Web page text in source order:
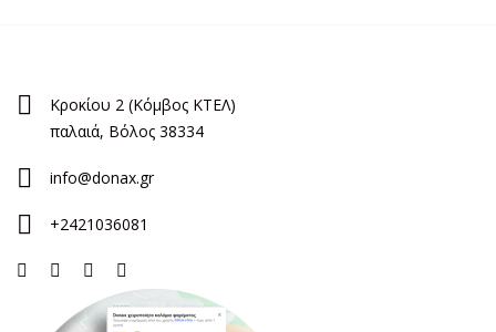
Κροκίου 2 (Κόμβος ΚΤΕΛ)
παλαιά, Βόλος 38334
info@donax.gr
+2421036081